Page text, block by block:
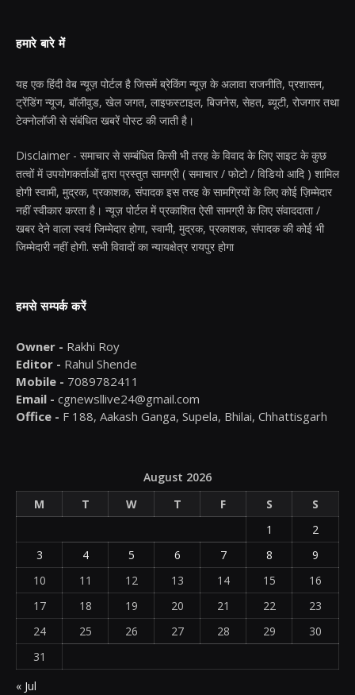
हमारे बारे में
यह एक हिंदी वेब न्यूज़ पोर्टल है जिसमें ब्रेकिंग न्यूज़ के अलावा राजनीति, प्रशासन,
ट्रेंडिंग न्यूज, बॉलीवुड, खेल जगत, लाइफस्टाइल, बिजनेस, सेहत, ब्यूटी, रोजगार तथा
टेक्नोलॉजी से संबंधित खबरें पोस्ट की जाती है।
Disclaimer - समाचार से सम्बंधित किसी भी तरह के विवाद के लिए साइट के कुछ
तत्वों में उपयोगकर्ताओं द्वारा प्रस्तुत सामग्री ( समाचार / फोटो / विडियो आदि ) शामिल
होगी स्वामी, मुद्रक, प्रकाशक, संपादक इस तरह के सामग्रियों के लिए कोई ज़िम्मेदार
नहीं स्वीकार करता है। न्यूज़ पोर्टल में प्रकाशित ऐसी सामग्री के लिए संवाददाता /
खबर देने वाला स्वयं जिम्मेदार होगा, स्वामी, मुद्रक, प्रकाशक, संपादक की कोई भी
जिम्मेदारी नहीं होगी. सभी विवादों का न्यायक्षेत्र रायपुर होगा
हमसे सम्पर्क करें
Owner - Rakhi Roy
Editor - Rahul Shende
Mobile - 7089782411
Email - cgnewsllive24@gmail.com
Office - F 188, Aakash Ganga, Supela, Bhilai, Chhattisgarh
August 2026
M
T W T F S
S
1
2
3
4 5 6 7 8
9
10
11 12 13 14 15
16
17
18 19 20 21 22
23
24
25 26 27 28 29
30
31
« Jul